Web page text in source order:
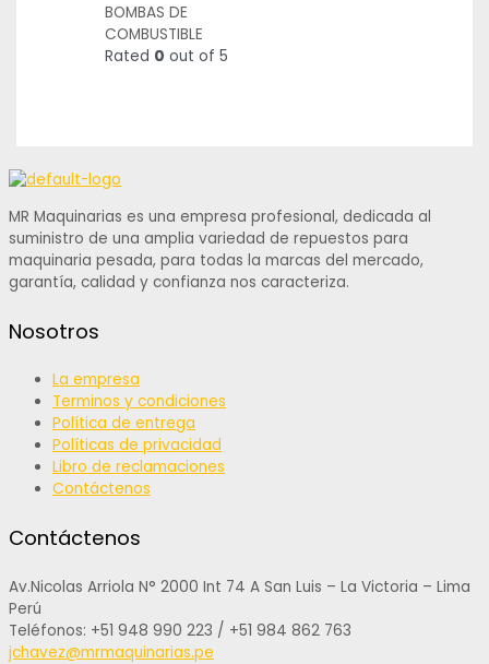
BOMBAS DE
COMBUSTIBLE
Rated 0 out of 5
MR Maquinarias es una empresa profesional, dedicada al
suministro de una amplia variedad de repuestos para
maquinaria pesada, para todas la marcas del mercado,
garantía, calidad y confianza nos caracteriza.
Nosotros
La empresa
Terminos y condiciones
Política de entrega
Políticas de privacidad
Libro de reclamaciones
Contáctenos
Contáctenos
Av.Nicolas Arriola N° 2000 Int 74 A San Luis – La Victoria – Lima
Perú
Teléfonos: +51 948 990 223 / +51 984 862 763
jchavez@mrmaquinarias.pe